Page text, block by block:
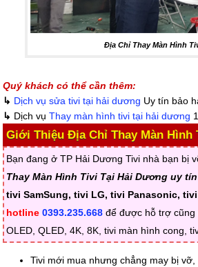
Địa Chỉ Thay Màn Hình
Quý khách có thể cần thêm:
↳ Dịch vụ sửa tivi tại hải dương Uy tín bảo
↳ Dịch vụ Thay màn hình tivi tại hải dương
Giới Thiệu Địa Chỉ Thay Màn
Bạn đang ở TP Hải Dương Tivi nhà bạn bị
Thay Màn Hình Tivi Tại Hải Dương uy tín
tivi SamSung, tivi LG, tivi Panasonic,
hotline 0393.235.668 để được hỗ trợ cũng
OLED, QLED, 4K, 8K, tivi màn hình cong,
Tivi mới mua nhưng chẳng may bị